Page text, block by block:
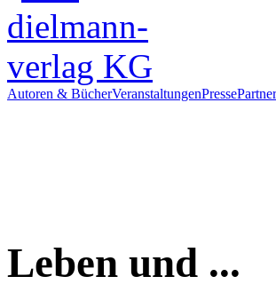
Autoren & BücherVeranstaltungenPressePartner
Leben und ...